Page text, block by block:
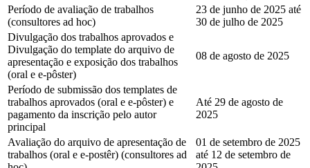
Período de avaliação de trabalhos
(consultores ad hoc)
23 de junho de 2025 até
30 de julho de 2025
Divulgação dos trabalhos aprovados e
Divulgação do template do arquivo de
apresentação e exposição dos trabalhos
(oral e e-pôster)
08 de agosto de 2025
Período de submissão dos templates de
trabalhos aprovados (oral e e-pôster) e
pagamento da inscrição pelo autor
principal
Até 29 de agosto de
2025
Avaliação do arquivo de apresentação de
trabalhos (oral e e-postêr) (consultores ad
01 de setembro de 2025
até 12 de setembro de